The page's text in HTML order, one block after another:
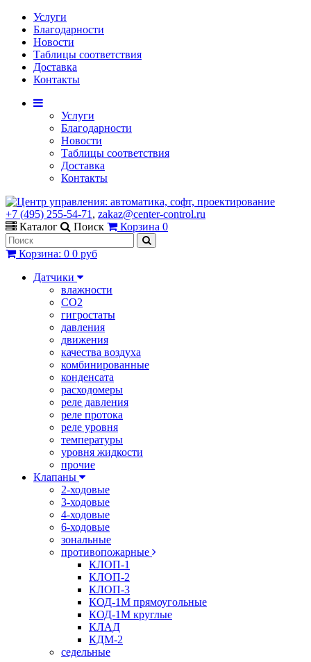
Услуги
Благодарности
Новости
Таблицы соответствия
Доставка
Контакты
Услуги
Благодарности
Новости
Таблицы соответствия
Доставка
Контакты
+7 (495) 255-54-71 , zakaz@center-control.ru
Каталог
Поиск Корзина 0
Корзина: 0 0 руб
Датчики
влажности
CO2
гигростаты
давления
движения
качества воздуха
комбинированные
конденсата
расходомеры
реле давления
реле протока
реле уровня
температуры
уровня жидкости
прочие
Клапаны
2-ходовые
3-ходовые
4-ходовые
6-ходовые
зональные
противопожарные
КЛОП-1
КЛОП-2
КЛОП-3
КОД-1М прямоугольные
КОД-1М круглые
КЛАД
КДМ-2
седельные